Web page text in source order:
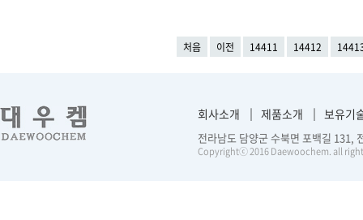
처음 이전 14411 14412
회사소개 제품소개 보유기
전라남도 담양군 수북면 포백길
Copyrightⓒ 2016 Daewoochem. all